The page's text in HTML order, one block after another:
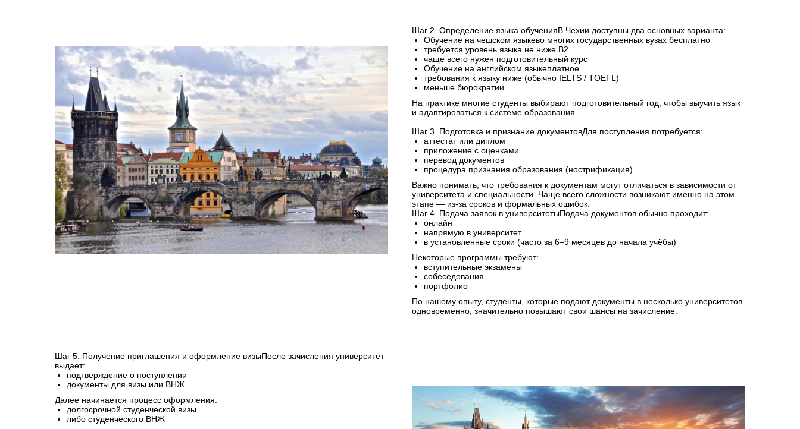
Шаг 2. Определение языка обученияВ Чехии доступны два основных варианта:
Обучение на чешском языкево многих государственных вузах бесплатно
требуется уровень языка не ниже B2
чаще всего нужен подготовительный курс
Обучение на английском языкеплатное
требования к языку ниже (обычно IELTS / TOEFL)
меньше бюрократии
На практике многие студенты выбирают подготовительный год, чтобы выучить язык
и адаптироваться к системе образования.
Шаг 3. Подготовка и признание документовДля поступления потребуется:
аттестат или диплом
приложение с оценками
перевод документов
процедура признания образования (нострификация)
Важно понимать, что требования к документам могут отличаться в зависимости от
университета и специальности. Чаще всего сложности возникают именно на этом
этапе — из-за сроков и формальных ошибок.
Шаг 4. Подача заявок в университетыПодача документов обычно проходит:
онлайн
напрямую в университет
в установленные сроки (часто за 6–9 месяцев до начала учёбы)
Некоторые программы требуют:
вступительные экзамены
собеседования
портфолио
По нашему опыту, студенты, которые подают документы в несколько университетов
одновременно, значительно повышают свои шансы на зачисление.
Шаг 5. Получение приглашения и оформление визыПосле зачисления университет
выдает:
подтверждение о поступлении
документы для визы или ВНЖ
Далее начинается процесс оформления:
долгосрочной студенческой визы
либо студенческого ВНЖ